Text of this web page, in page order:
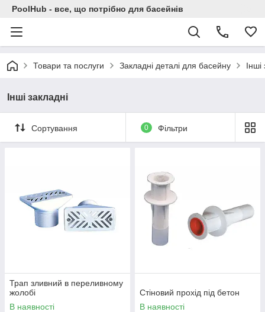
PoolHub - все, що потрібно для басейнів
Товари та послуги Закладні деталі для басейну Інші
Інші закладні
Сортування 0 Фільтри
Трап зливний в переливному
жолобі
В наявності
Стіновий прохід під бетон
В наявності